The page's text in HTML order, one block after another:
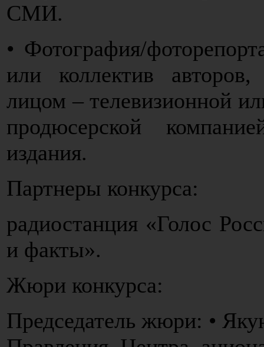
СМИ.
• Фотография/
или коллектив
лицом – телевизионной
продюсерской
издания.
Партнеры конкурса:
радиостанция «Голос
и факты».
Жюри конкурса:
Председатель жюри: •